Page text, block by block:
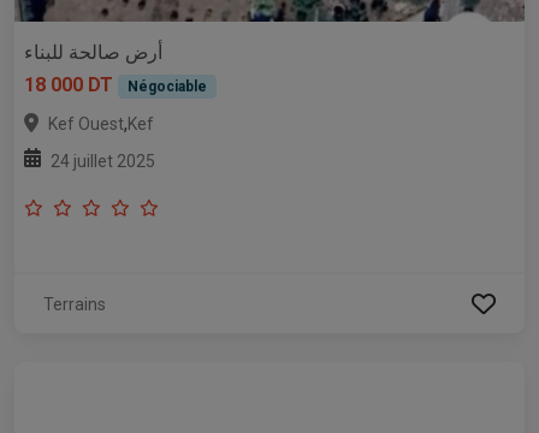
أرض صالحة للبناء
18 000 DT
Négociable
Kef Ouest,Kef
24 juillet 2025
Terrains